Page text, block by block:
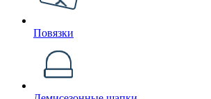
Повязки